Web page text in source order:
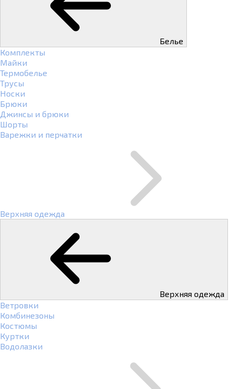
Белье
Комплекты
Майки
Термобелье
Трусы
Носки
Брюки
Джинсы и брюки
Шорты
Варежки и перчатки
Верхняя одежда
Верхняя одежда
Ветровки
Комбинезоны
Костюмы
Куртки
Водолазки